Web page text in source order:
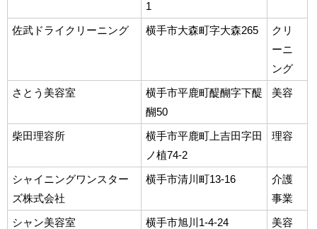
1
佐武ドライクリーニング 横手市大森町字大森265
クリ
ーニ
ング
さとう美容室
横手市平鹿町醍醐字下醍
醐50
美容
柴田理容所
横手市平鹿町上吉田字田
ノ植74-2
理容
シャイニングワンスター
ズ株式会社
横手市清川町13-16
介護
事業
シャン美容室
横手市旭川1-4-24
美容